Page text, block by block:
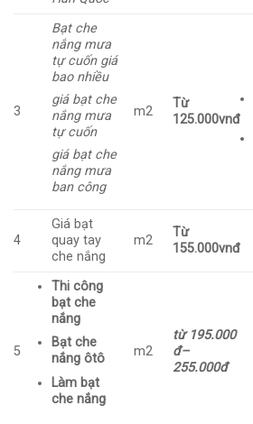
3
Bạt che
nắng mưa
tự cuốn giá
bao nhiều
giá bạt che
nắng mưa
tự cuốn
giá bạt che
nắng mưa
ban công
m2
Từ
125.000vnđ
4
Giá bạt
quay tay
che nắng
m2
Từ
155.000vnđ
5
Thi công
bạt che
nắng
Bạt che
nắng ôtô
Làm bạt
che nắng
m2
từ 195.000
đ–
255.000đ